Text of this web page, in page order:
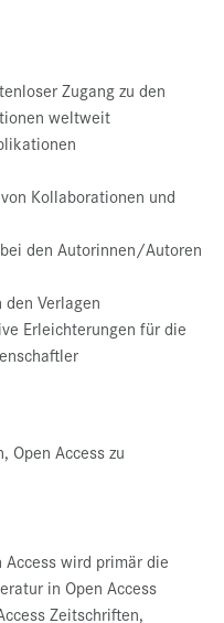
Zugang zu den
weltweit
Kollaborationen und
den Autorinnen/Autoren
Verlagen
Erleichterungen für die
Open Access zu
Access wird primär die
in Open Access
Zeitschriften,